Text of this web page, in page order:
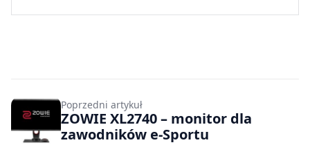
Poprzedni artykuł
ZOWIE XL2740 – monitor dla
zawodników e-Sportu